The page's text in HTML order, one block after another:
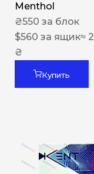
Menthol
₴550 за блок
$560 за ящик≈
₴
Купить